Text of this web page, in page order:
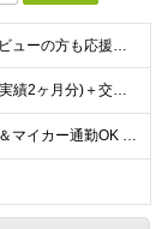
≪人柄重視の採用！正社員デビューの方も応援◎≫ ★フリーターの方、転職回数なども一切不問 ■未経験OK ■学歴不問 ■普通自動車免許をお持ちの方（AT限定可） ≪こんな方にピッタリです！≫ ◎未経験
■月給26万円以上＋賞与(支給実績2ヶ月分)＋交通費 ★6月からはチームインセンティブも新たに導入予定！ ※スキル・経験を考慮の上、決定いたします ※上記には見込み残業代2万円以上（24時間分）を含
★横浜、大阪、福岡で募集中＆マイカー通勤OK ★転勤はありません ★希望の勤務地に配属します 【本社】 神奈川県横浜市戸塚区矢部町65 イェルコローレビル1F 【大阪オフィス】 大阪府大阪市北区池